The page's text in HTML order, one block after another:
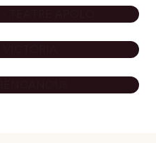
- KURIOS
- TEATRE